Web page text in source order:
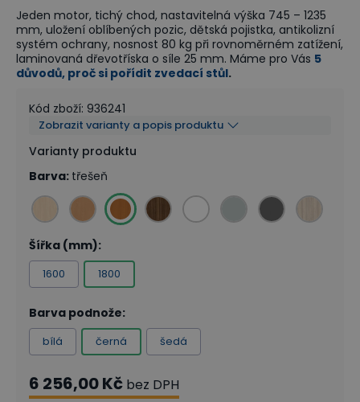
Jeden motor, tichý chod, nastavitelná výška 745 – 1235
mm, uložení oblíbených pozic, dětská pojistka, antikolizní
systém ochrany, nosnost 80 kg při rovnoměrném zatížení,
laminovaná dřevotříska o síle 25 mm. Máme pro Vás 5
důvodů, proč si pořídit zvedací stůl.
Kód zboží: 936241
Zobrazit varianty a popis produktu
Varianty produktu
Barva: třešeň
Šířka (mm):
1600 1800
Barva podnože:
bílá černá šedá
6 256,00 Kč bez DPH